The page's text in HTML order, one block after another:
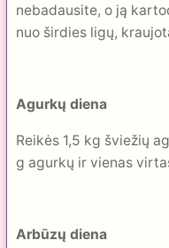
nebadausite, o ją
nuo širdies ligų,
Agurkų diena
Reikės 1,5 kg šviežių
g agurkų ir vienas
Arbūzų diena